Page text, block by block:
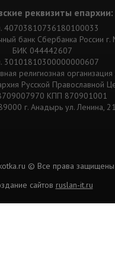
реквизиты епархии:
40703810736180100033
банк Сбербанка России г.
БИК 044442607
30101810300000000607
религиозная
Русской Православной
КПП 870901001
г. Анадырь ул. Ленина,
© Все права защищены
сайтов ruslan-it.ru